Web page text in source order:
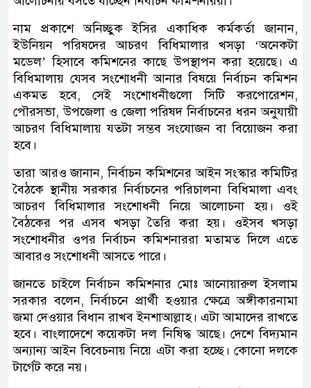
নাম প্রকাশে অনিচ্ছুক ইসির একাধিক কর্মকর্তা জানান,
ইউনিয়ন পরিষদের আচরণ বিধিমালার খসড়া ‘অনেকটা
মডেল’ হিসাবে কমিশনের কাছে উপস্থাপন করা হয়েছে। এ
বিধিমালায় যেসব সংশোধনী আনার বিষয়ে নির্বাচন কমিশন
একমত হবে, সেই সংশোধনীগুলো সিটি করপোরেশন,
পৌরসভা, উপজেলা ও জেলা পরিষদ নির্বাচনের ধরন অনুযায়ী
আচরণ বিধিমালায় যতটা সম্ভব সংযোজন বা বিয়োজন করা
হবে।
তারা আরও জানান, নির্বাচন কমিশনের আইন সংস্কার কমিটির
বৈঠকে স্থানীয় সরকার নির্বাচনের পরিচালনা বিধিমালা এবং
আচরণ বিধিমালার সংশোধনী নিয়ে আলোচনা হয়। ওই
বৈঠকের পর এসব খসড়া তৈরি করা হয়। ওইসব খসড়া
সংশোধনীর ওপর নির্বাচন কমিশনাররা মতামত দিলে এতে
আবারও সংশোধনী আসতে পারে।
জানতে চাইলে নির্বাচন কমিশনার মোঃ আনোয়ারুল ইসলাম
সরকার বলেন, নির্বাচনে প্রার্থী হওয়ার ক্ষেত্রে অঙ্গীকারনামা
জমা দেওয়ার বিধান রাখব ইনশাআল্লাহ। এটা আমাদের রাখতে
হবে। বাংলাদেশে কয়েকটা দল নিষিদ্ধ আছে। দেশে বিদ্যমান
অন্যান্য আইন বিবেচনায় নিয়ে এটা করা হচ্ছে। কোনো দলকে
টার্গেট করে নয়।